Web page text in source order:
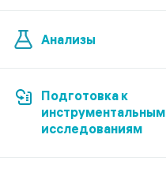
Анализы
Подготовка к
инструментальным
исследованиям